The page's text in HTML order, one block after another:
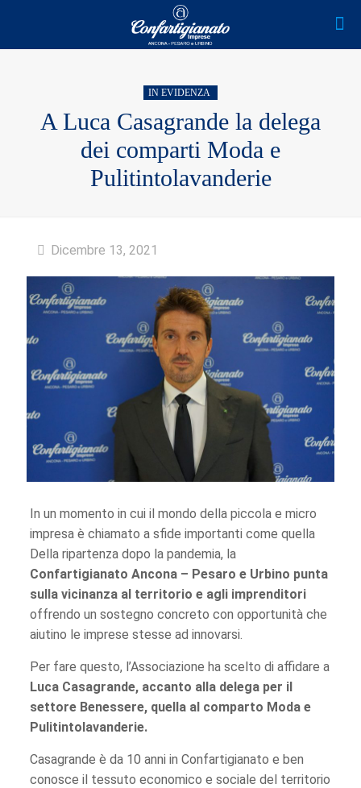
IN EVIDENZA
A Luca Casagrande la delega
dei comparti Moda e
Pulitintolavanderie
Dicembre 13, 2021
In un momento in cui il mondo della piccola e micro
impresa è chiamato a sfide importanti come quella
Della ripartenza dopo la pandemia, la
Confartigianato Ancona – Pesaro e Urbino punta
sulla vicinanza al territorio e agli imprenditori
offrendo un sostegno concreto con opportunità che
aiutino le imprese stesse ad innovarsi.
Per fare questo, l’Associazione ha scelto di affidare a
Luca Casagrande, accanto alla delega per il
settore Benessere, quella al comparto Moda e
Pulitintolavanderie.
Casagrande è da 10 anni in Confartigianato e ben
conosce il tessuto economico e sociale del territorio